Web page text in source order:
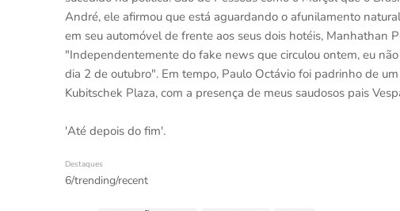
André, ele afirmou que está aguardando o afunilamento
em seu automóvel de frente aos seus dois hotéis, Manhathan
"Independentemente do fake news que circulou ontem, eu
dia 2 de outubro". Em tempo, Paulo Octávio foi padrinho de
Kubitschek Plaza, com a presença de meus saudosos pais
'Até depois do fim'.
Destaques
6/trending/recent